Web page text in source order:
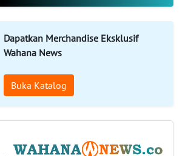
Dapatkan Merchandise Eksklusif
Wahana News
Buka Katalog